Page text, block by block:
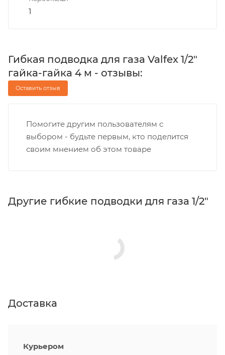
1
Гибкая подводка для газа Valfex 1/2"
гайка-гайка 4 м - отзывы:
Оставить отзыв
Помогите другим пользователям с
выбором - будьте первым, кто поделится
своим мнением об этом товаре
Другие гибкие подводки для газа 1/2"
Доставка
Курьером